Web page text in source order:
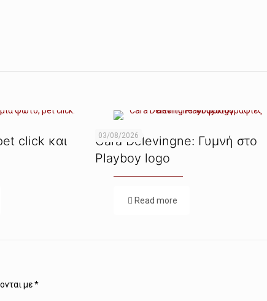
click και
03/08/2026
Cara Delevingne: Γυμνή στο
Playboy logo
Read more
με*